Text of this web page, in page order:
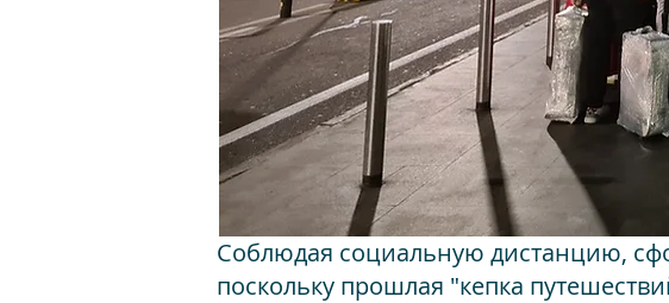
Соблюдая социальную дистанцию,
поскольку прошлая "кепка